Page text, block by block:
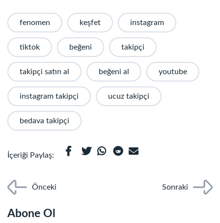
fenomen keşfet instagram
tiktok beğeni takipçi
takipçi satın al beğeni al youtube
instagram takipçi ucuz takipçi
bedava takipçi
İçeriği Paylaş:
Önceki Sonraki
Abone Ol